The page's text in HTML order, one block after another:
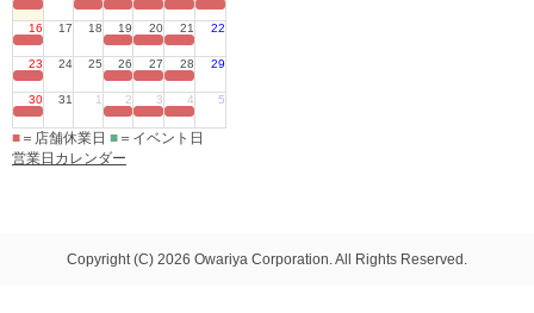
16 17 18 19 20 21 22
23 24 25 26 27 28 29
30 31 1 2 3 4 5
■ ＝店舗休業日 ■ ＝イベント日
営業日カレンダー
Copyright (C) 2026 Owariya Corporation. All Rights Reserved.